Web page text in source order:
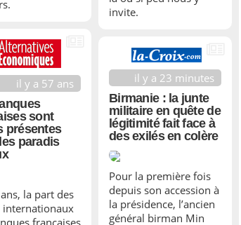
invite.
il y a 57 ans
sont
présentes
paradis
la part des
françaises
il y a 23 minutes
Birmanie : la junte
militaire en quête de
légitimité fait face à
des exilés en colère
Pour la première fois
depuis son accession à
la présidence, l’ancien
général birman Min